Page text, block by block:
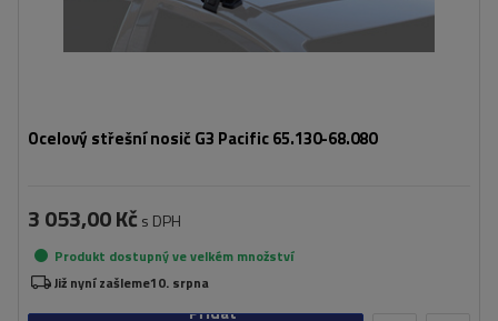
Ocelový střešní nosič G3 Pacific 65.130-68.080
3 053,00 Kč s DPH
Produkt dostupný ve velkém množství
Již nyní zašleme10. srpna
Přidat